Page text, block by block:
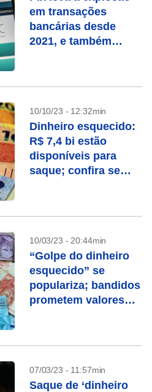
em transações
bancárias desde
2021, e também
10/10/23 - 12:32min
Dinheiro esquecido:
R$ 7,4 bi estão
disponíveis para
saque; confira se
10/03/23 - 20:44min
“Golpe do dinheiro
esquecido” se
populariza; bandidos
prometem valores
07/03/23 - 11:57min
Saque de ‘dinheiro